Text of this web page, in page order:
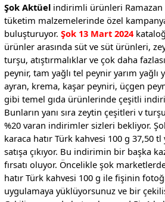
Şok Aktüelindirimli ürünleri Ramazan
tüketim malzemelerinde özel
buluşturuyor. Şok 13 Mart 2024
ürünler arasında süt ve süt ürünleri,
turşu, atıştırmalıklar ve çok daha
peynir, tam yağlı tel peynir yarım
ayran, krema, kaşar peyniri, üçgen
gibi temel gıda ürünlerinde çeşitli
Bunların yanı sıra zeytin çeşitleri v
%20 varan indirimler sizleri bekliyor.
karaca hatır Türk kahvesi 100 g 37,50
satışa çıkıyor. Bu indirimin bir başka
fırsatı oluyor. Öncelikle şok
hatır Türk kahvesi 100 g ile fişinin
uygulamaya yüklüyorsunuz ve bir